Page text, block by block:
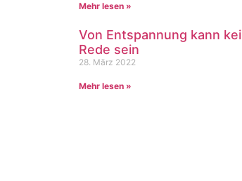
Mehr lesen »
Von Entspannung kann
Rede sein
28. März 2022
Mehr lesen »